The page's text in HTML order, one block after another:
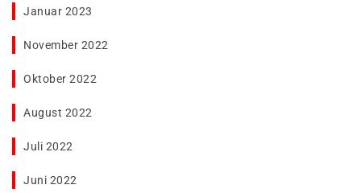
Januar 2023
November 2022
Oktober 2022
August 2022
Juli 2022
Juni 2022